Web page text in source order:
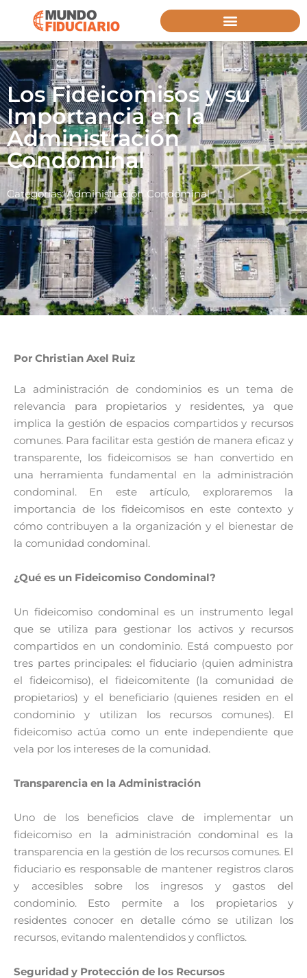
Los Fideicomisos y su
Importancia en la
Administración
Condominal
Categorías:Administración Condominal
Por Christian Axel Ruiz
La administración de condominios es un tema de
relevancia para propietarios y residentes, ya que
implica la gestión de espacios compartidos y recursos
comunes. Para facilitar esta gestión de manera eficaz y
transparente, los fideicomisos se han convertido en
una herramienta fundamental en la administración
condominal. En este artículo, exploraremos la
importancia de los fideicomisos en este contexto y
cómo contribuyen a la organización y el bienestar de
la comunidad condominal.
¿Qué es un Fideicomiso Condominal?
Un fideicomiso condominal es un instrumento legal
que se utiliza para gestionar los activos y recursos
compartidos en un condominio. Está compuesto por
tres partes principales: el fiduciario (quien administra
el fideicomiso), el fideicomitente (la comunidad de
propietarios) y el beneficiario (quienes residen en el
condominio y utilizan los recursos comunes). El
fideicomiso actúa como un ente independiente que
vela por los intereses de la comunidad.
Transparencia en la Administración
Uno de los beneficios clave de implementar un
fideicomiso en la administración condominal es la
transparencia en la gestión de los recursos comunes. El
fiduciario es responsable de mantener registros claros
y accesibles sobre los ingresos y gastos del
condominio. Esto permite a los propietarios y
residentes conocer en detalle cómo se utilizan los
recursos, evitando malentendidos y conflictos.
Seguridad y Protección de los Recursos